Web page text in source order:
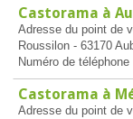
Castorama à
Adresse du point de
Roussilon - 63170
Numéro de téléphone
Castorama à
Adresse du point de